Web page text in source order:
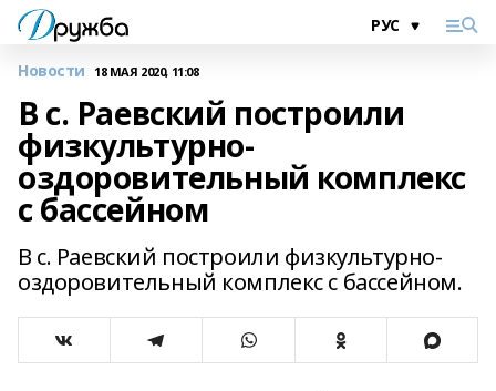
Новости 18 МАЯ 2020, 11:08
В с. Раевский построили
физкультурно-
оздоровительный комплекс
с бассейном
В с. Раевский построили физкультурно-
оздоровительный комплекс с бассейном.